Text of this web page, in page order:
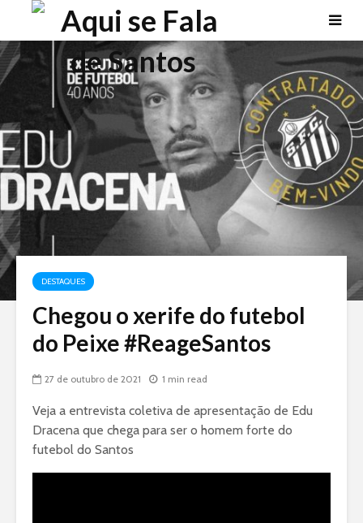
DESTAQUES
Chegou o xerife do futebol
do Peixe #ReageSantos
27 de outubro de 2021 1 min read
Veja a entrevista coletiva de apresentação de Edu
Dracena que chega para ser o homem forte do
futebol do Santos